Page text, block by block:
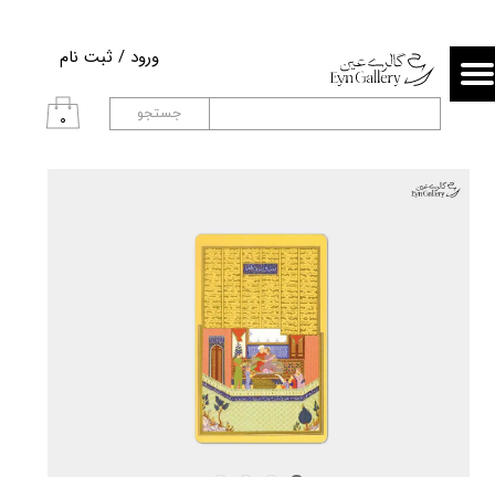
۰
ورود / ثبت نام
حساب کاربری من
تغییر گذر واژه
خروج از حساب کاربری
جستجو